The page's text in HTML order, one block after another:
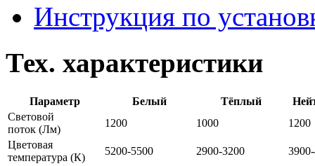
Инструкция по
Тех. характеристики
Параметр Белый Тёплый
Световой
поток (Лм)
1200 1000
1200
Цветовая
температура (К)
5200-5500 2900-3200